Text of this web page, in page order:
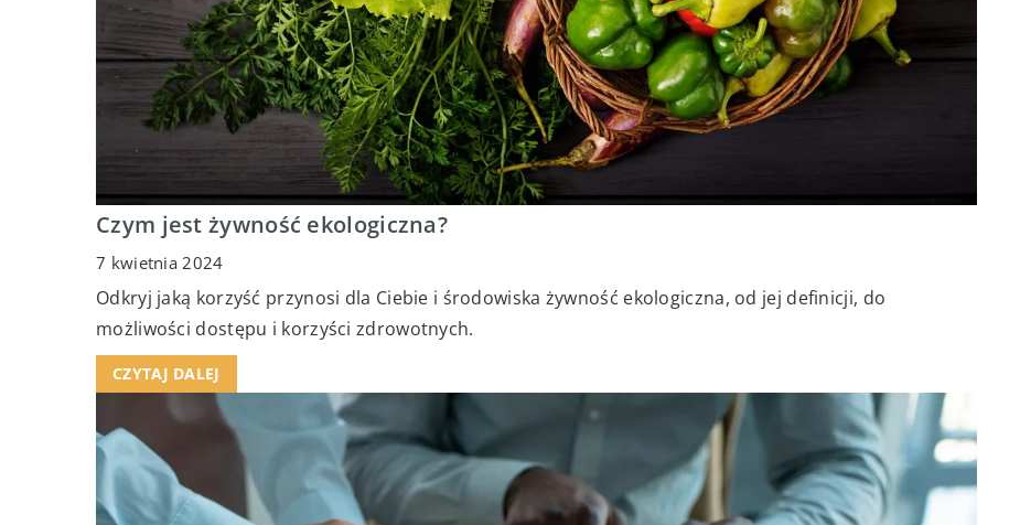
Czym jest żywność ekologiczna?
7 kwietnia 2024
Odkryj jaką korzyść przynosi dla Ciebie i środowiska żywność ekologiczna, od jej definicji, do
możliwości dostępu i korzyści zdrowotnych.
CZYTAJ DALEJ